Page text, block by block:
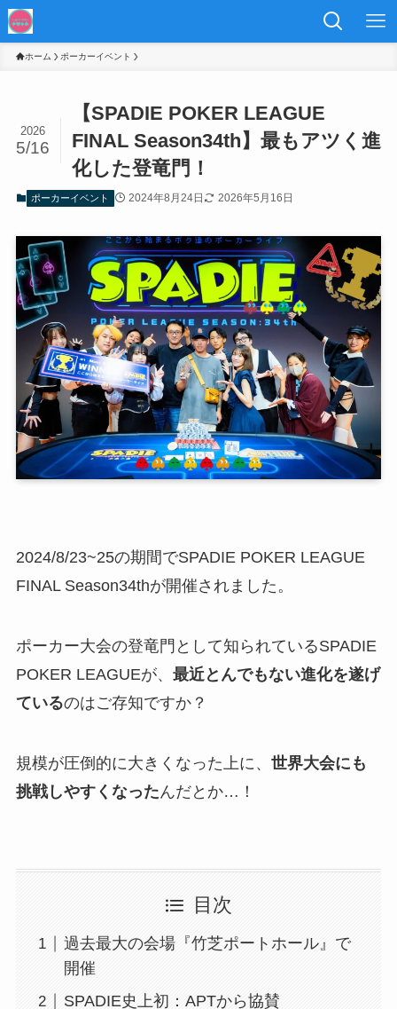
ホーム ポーカーイベント
【SPADIE POKER LEAGUE
FINAL Season34th】最もアツく進
化した登竜門！
2026
5/16
ポーカーイベント 2024年8月24日 2026年5月16日
2024/8/23~25の期間でSPADIE POKER LEAGUE
FINAL Season34thが開催されました。
ポーカー大会の登竜門として知られているSPADIE
POKER LEAGUEが、 最近とんでもない進化を遂げ
ているのはご存知ですか？
規模が圧倒的に大きくなった上に、 世界大会にも
挑戦しやすくなったんだとか…！
目次
過去最大の会場『竹芝ポートホール』で
開催
SPADIE史上初：APTから協賛